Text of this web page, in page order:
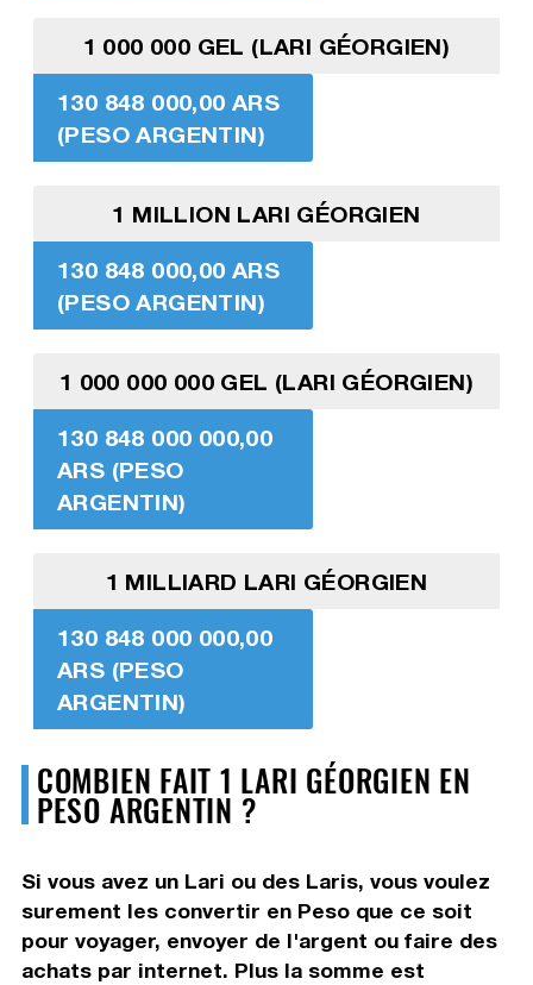
1 000 000 GEL (LARI GÉORGIEN)
130 848 000,00 ARS
(PESO ARGENTIN)
1 MILLION LARI GÉORGIEN
130 848 000,00 ARS
(PESO ARGENTIN)
1 000 000 000 GEL (LARI GÉORGIEN)
130 848 000 000,00
ARS (PESO
ARGENTIN)
1 MILLIARD LARI GÉORGIEN
130 848 000 000,00
ARS (PESO
ARGENTIN)
COMBIEN FAIT 1 LARI GÉORGIEN EN
PESO ARGENTIN ?
Si vous avez un Lari ou des Laris, vous voulez
surement les convertir en Peso que ce soit
pour voyager, envoyer de l'argent ou faire des
achats par internet. Plus la somme est